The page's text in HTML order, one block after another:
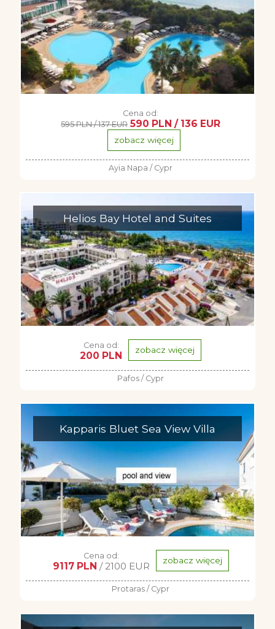
Cena od:
595 PLN / 137 EUR 590 PLN / 136 EUR
zobacz więcej
Ayia Napa / Cypr
Helios Bay Hotel and Suites
Cena od:
200 PLN zobacz więcej
Pafos / Cypr
Kapparis Bluet Sea View Villa
Cena od:
9117 PLN / 2100 EUR zobacz więcej
Protaras / Cypr